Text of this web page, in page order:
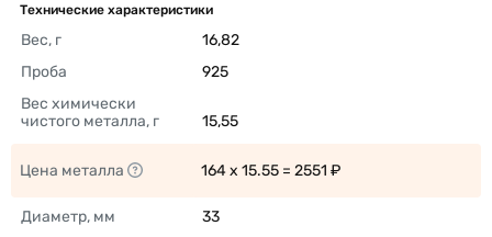
Технические характеристики
Вес, г
16,82
Проба
925
Вес химически
чистого металла, г
15,55
Цена металла 164 x 15.55 = 2551 ₽
Диаметр, мм
33